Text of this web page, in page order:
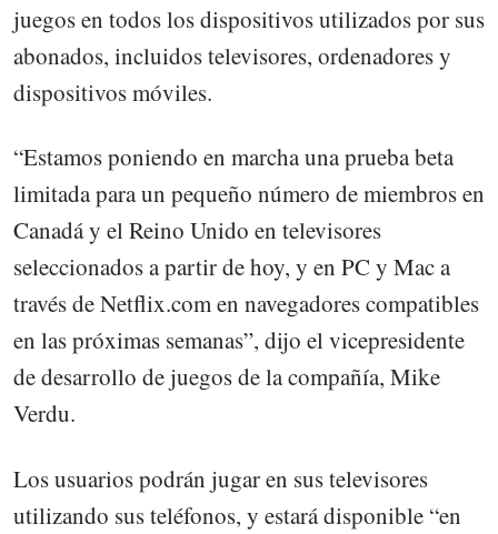
juegos en todos los dispositivos utilizados por sus
abonados, incluidos televisores, ordenadores y
dispositivos móviles.
“Estamos poniendo en marcha una prueba beta
limitada para un pequeño número de miembros en
Canadá y el Reino Unido en televisores
seleccionados a partir de hoy, y en PC y Mac a
través de Netflix.com en navegadores compatibles
en las próximas semanas”, dijo el vicepresidente
de desarrollo de juegos de la compañía, Mike
Verdu.
Los usuarios podrán jugar en sus televisores
utilizando sus teléfonos, y estará disponible “en